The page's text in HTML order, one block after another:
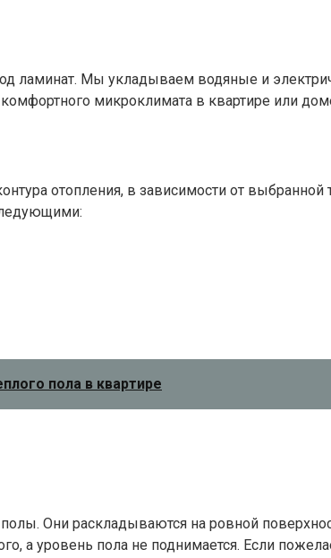
ламинат. Мы укладываем водяные и
микроклимата в квартире или
отопления, в зависимости от выбранной
пола в квартире
Они раскладываются на ровной
а уровень пола не поднимается. Если